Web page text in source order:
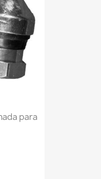
para